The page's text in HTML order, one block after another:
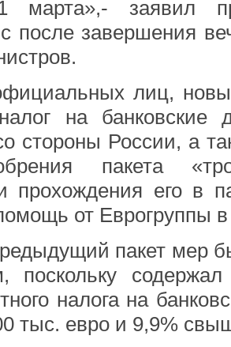
марта»,- заявил
после завершения
лиц,
на банковские
стороны России, а
пакета
прохождения его в
от Еврогруппы
пакет мер
поскольку
налога на
тыс. евро и 9,9%